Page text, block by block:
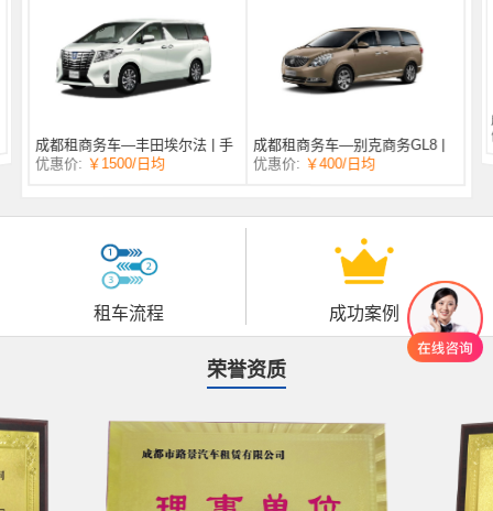
成都租商务车—丰田埃尔法 | 手
自一体 |
优惠价: ￥1500/日均
成都租商务车—别克商务GL8 |
自动挡 | 7座
优惠价: ￥400/日均
租车流程 成功案例
荣誉资质